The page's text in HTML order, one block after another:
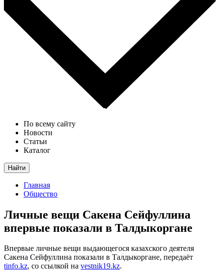
По всему сайту
Новости
Статьи
Каталог
Найти
Главная
Общество
Личные вещи Сакена Сейфуллина
впервые показали в Талдыкоргане
Впервые личные вещи выдающегося казахского деятеля
Сакена Сейфуллина показали в Талдыкоргане, передаёт
tinfo.kz, со ссылкой на vestnik19.kz.